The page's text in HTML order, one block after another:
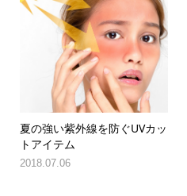
夏の強い紫外線を防ぐUVカッ
トアイテム
2018.07.06